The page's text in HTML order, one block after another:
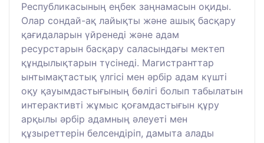
Республикасының еңбек заңнамасын оқиды.
Олар сондай-ақ лайықты және ашық басқару
қағидаларын үйренеді және адам
ресурстарын басқару саласындағы мектеп
құндылықтарын түсінеді. Магистранттар
ынтымақтастық үлгісі мен әрбір адам күшті
оқу қауымдастығының бөлігі болып табылатын
интерактивті жұмыс қоғамдастығын құру
арқылы әрбір адамның әлеуеті мен
құзыреттерін белсендіріп, дамыта алады